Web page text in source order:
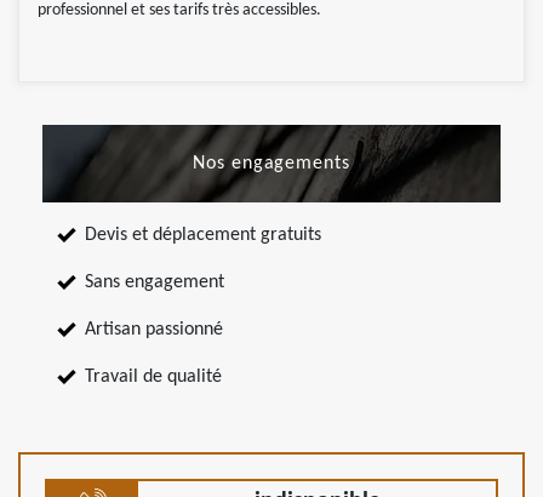
professionnel et ses tarifs très accessibles.
Nos engagements
Devis et déplacement gratuits
Sans engagement
Artisan passionné
Travail de qualité